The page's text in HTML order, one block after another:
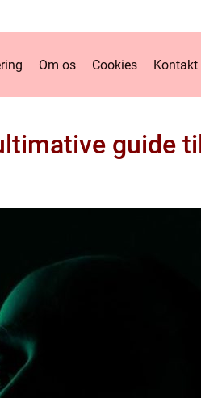
Om os Cookies Kontakt
guide